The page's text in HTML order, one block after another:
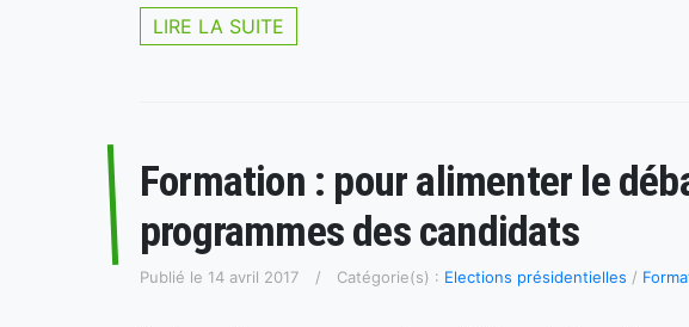
LIRE LA SUITE
Formation : pour alimenter le
programmes des candidats
Publié le 14 avril 2017 Catégorie(s) : Elections présidentielles /